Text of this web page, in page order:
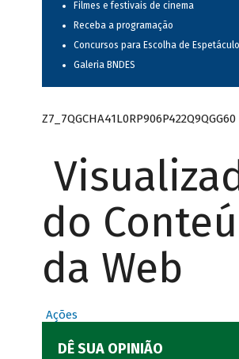
Filmes e festivais de cinema
Receba a programação
Concursos para Escolha de
Galeria BNDES
Z7_7QGCHA41L0RP906P422Q9QGG60
do
da Web
Ações
DÊ SUA OPINIÃO